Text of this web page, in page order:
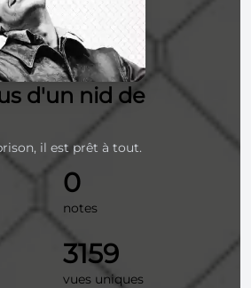
d'un nid de
il est prêt à tout.
0
notes
3159
vues uniques